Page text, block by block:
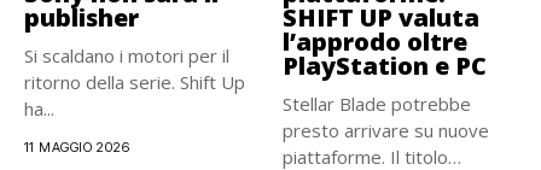
publisher
Si scaldano i motori per il
ritorno della serie. Shift Up
ha...
11 MAGGIO 2026
SHIFT UP valuta
l’approdo oltre
PlayStation e PC
Stellar Blade potrebbe
presto arrivare su nuove
piattaforme. Il titolo